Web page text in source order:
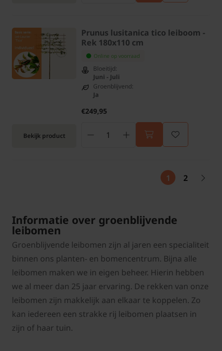
Bekijk product
Prunus lusitanica tico leiboom -
Rek 180x110 cm
Online op voorraad
Bloeitijd:
Juni - Juli
Groenblijvend:
Ja
€249,95
1 2
Informatie over groenblijvende
leibomen
Groenblijvende leibomen zijn al jaren een specialiteit
binnen ons planten- en bomencentrum. Bijna alle
leibomen maken we in eigen beheer. Hierin hebben
we al meer dan 25 jaar ervaring. De rekken van onze
leibomen zijn makkelijk aan elkaar te koppelen. Zo
kan iedereen een strakke rij leibomen plaatsen in
zijn of haar tuin.